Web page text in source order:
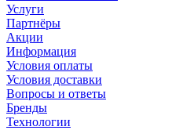
Услуги
Партнёры
Акции
Информация
Условия оплаты
Условия доставки
Вопросы и ответы
Бренды
Технологии